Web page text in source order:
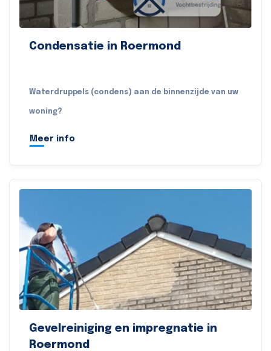
Condensatie in Roermond
Waterdruppels (condens) aan de binnenzijde van uw
woning?
Meer info
Gevelreiniging en impregnatie in
Roermond